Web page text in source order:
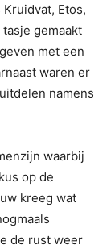
Etos,
gemaakt
met een
waren er
namens
waarbij
op de
kreeg wat
de rust weer